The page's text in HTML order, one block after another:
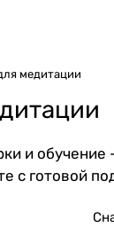
медитации
и
с готовой